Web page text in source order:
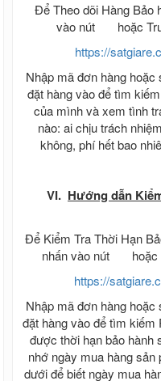
Để Theo dõi Hàng Bảo
vào nút
hoặc
https://
Nhập mã đơn hàng hoặc
đặt hàng vào để tìm
của mình và xem tình
nào: ai chịu trách
không, phí hết bao
VI. Hướng dẫn
Để Kiểm Tra Thời Hạn
nhấn vào nút
hoặc
https://
Nhập mã đơn hàng hoặc
đặt hàng vào để tìm
được thời hạn bảo hành
nhớ ngày mua hàng
dưới để biết ngày mua